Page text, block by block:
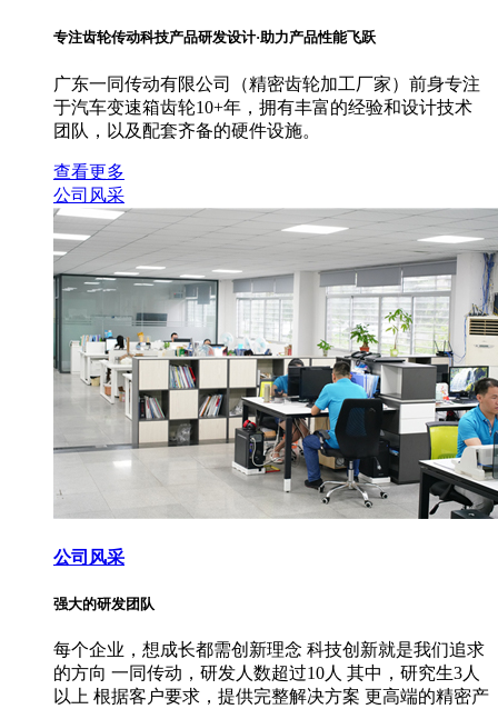
专注齿轮传动科技产品研发设计·助力产品性能飞跃
广东一同传动有限公司（精密齿轮加工厂家）前身专注
于汽车变速箱齿轮10+年，拥有丰富的经验和设计技术
团队，以及配套齐备的硬件设施。
查看更多
公司风采
公司风采
强大的研发团队
每个企业，想成长都需创新理念 科技创新就是我们追求
的方向 一同传动，研发人数超过10人 其中，研究生3人
以上 根据客户要求，提供完整解决方案 更高端的精密产